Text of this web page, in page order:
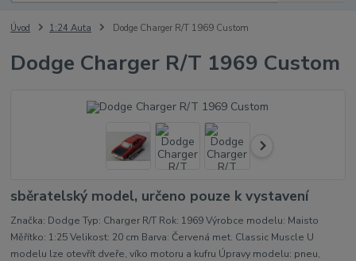
Úvod 1:24 Auta Dodge Charger R/T 1969 Custom
Dodge Charger R/T 1969 Custom
sběratelský model, určeno pouze k vystavení
Značka: Dodge Typ: Charger R/T Rok: 1969 Výrobce modelu: Maisto
Měřítko: 1:25 Velikost: 20 cm Barva: Červená met. Classic Muscle U
modelu lze otevřít dveře, víko motoru a kufru Úpravy modelu: pneu,